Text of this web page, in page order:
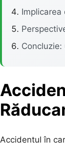
Accidentul în